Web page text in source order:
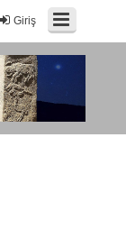
Giriş